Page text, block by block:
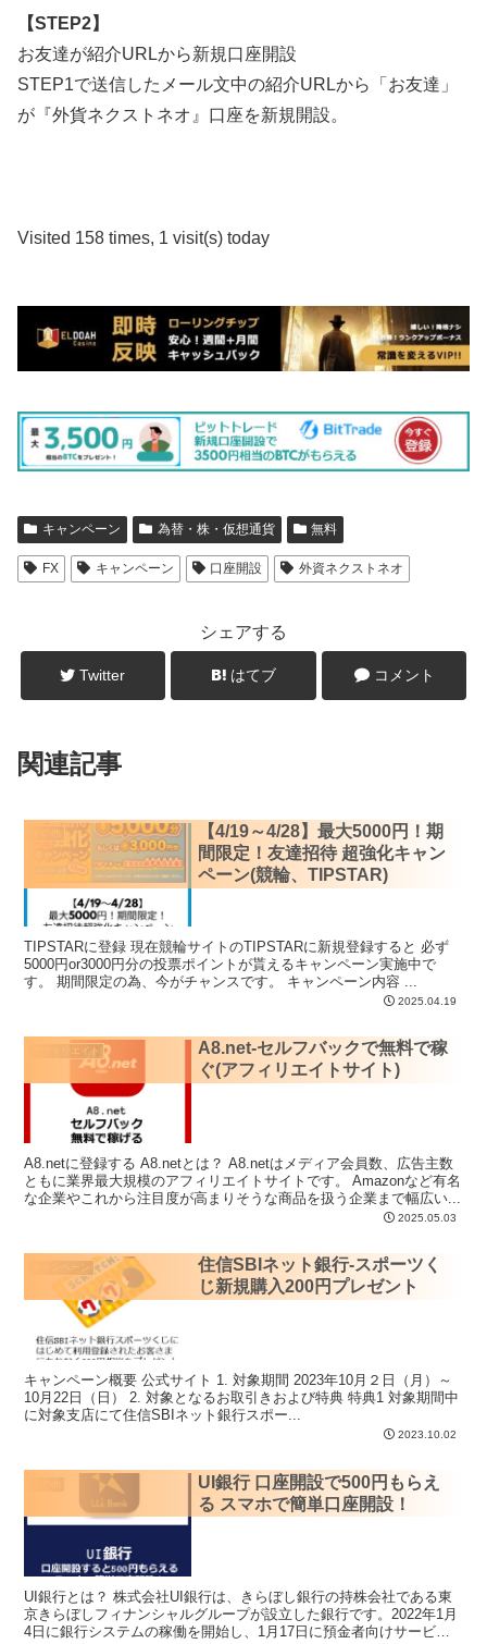
【STEP2】
お友達が紹介URLから新規口座開設
STEP1で送信したメール文中の紹介URLから「お友達」
が『外貨ネクストネオ』口座を新規開設。
Visited 158 times, 1 visit(s) today
キャンペーン 為替・株・仮想通貨 無料
FX キャンペーン 口座開設 外資ネクストネオ
シェアする
Twitter はてブ コメント
関連記事
【4/19～4/28】最大5000円！期
間限定！友達招待 超強化キャン
ペーン(競輪、TIPSTAR)
TIPSTARに登録 現在競輪サイトのTIPSTARに新規登録すると 必ず
5000円or3000円分の投票ポイントが貰えるキャンペーン実施中で
す。 期間限定の為、今がチャンスです。 キャンペーン内容 ...
2025.04.19
アフィリエイト
A8.net-セルフバックで無料で稼
ぐ(アフィリエイトサイト)
A8.netに登録する A8.netとは？ A8.netはメディア会員数、広告主数
ともに業界最大規模のアフィリエイトサイトです。 Amazonなど有名
な企業やこれから注目度が高まりそうな商品を扱う企業まで幅広い...
2025.05.03
キャンペーン
住信SBIネット銀行-スポーツく
じ新規購入200円プレゼント
キャンペーン概要 公式サイト 1. 対象期間 2023年10月２日（月）～
10月22日（日） 2. 対象となるお取引きおよび特典 特典1 対象期間中
に対象支店にて住信SBIネット銀行スポー...
2023.10.02
UI銀行 口座開設で500円もらえ
る スマホで簡単口座開設！
UI銀行とは？ 株式会社UI銀行は、きらぼし銀行の持株会社である東
京きらぼしフィナンシャルグループが設立した銀行です。2022年1月
4日に銀行システムの稼働を開始し、1月17日に預金者向けサービス